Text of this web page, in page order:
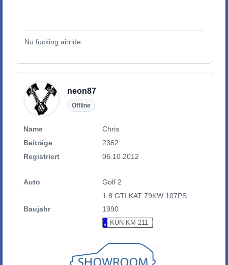
No fucking airride
neon87
Offline
Name
Chris
Beiträge
2362
Registriert
06.10.2012
Auto
Golf 2
1.8 GTI KAT 79KW 107PS
Baujahr
1990
KÜN KM 211